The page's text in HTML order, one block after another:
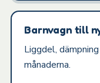
Barnvagn till
Liggdel,
månaderna.